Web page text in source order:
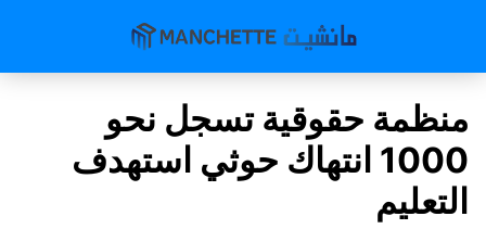
منظمة حقوقية تسجل نحو
1000 انتهاك حوثي استهدف
التعليم